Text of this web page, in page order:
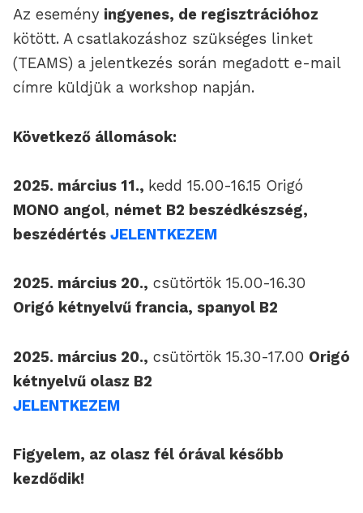
Az esemény ingyenes, de regisztrációhoz
kötött. A csatlakozáshoz szükséges linket
(TEAMS) a jelentkezés során megadott e-mail
címre küldjük a workshop napján.
Következő állomások:
2025. március 11., kedd 15.00-16.15 Origó
MONO angol, német B2 beszédkészség,
beszédértés JELENTKEZEM
2025. március 20., csütörtök 15.00-16.30
Origó kétnyelvű francia, spanyol B2
2025. március 20., csütörtök 15.30-17.00 Origó
kétnyelvű olasz B2
JELENTKEZEM
Figyelem, az olasz fél órával később
kezdődik!